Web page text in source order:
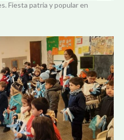
Fiesta patria y popular en